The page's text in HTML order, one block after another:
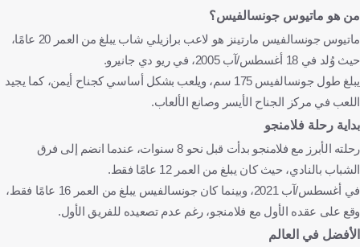
من هو ماتيوس جونسالفيس؟
ماتيوس جونسالفيس مارتينز هو لاعب برازيلي شاب يبلغ من العمر 20 عامًا،
حيث وُلد في 18 أغسطس/آب 2005، في ريو دي جانيرو.
يبلغ طول جونسالفيس 175 سم، ويلعب بشكل أساسي كجناح أيمن، كما يجيد
اللعب في مركز الجناح الأيسر وصانع الألعاب.
بداية رحلة فلامنجو
رحلته الأبرز مع فلامنجو بدأت قبل نحو 8 سنوات، عندما انضم إلى فرق
الشباب بالنادي، حيث كان يبلغ من العمر 12 عامًا فقط.
في أغسطس/آب 2021، وبينما كان جونسالفيس يبلغ من العمر 16 عامًا فقط،
وقع على عقده الأول مع فلامنجو، رغم عدم تصعيده للفريق الأول.
الأفضل في العالم